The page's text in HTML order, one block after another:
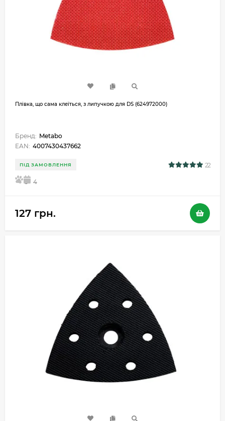
Плівка, що сама клеїться, з липучкою для DS (624972000)
Бренд: Metabo
EAN: 4007430437662
ПІД ЗАМОВЛЕННЯ 22
5 4
127 грн.